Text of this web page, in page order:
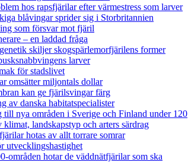
hos rapsfjärilar efter värmestress som larver
blåvingar sprider sig i Storbritannien
som försvar mot fjäril
– en laddad fråga
skiljer skogspärlemorfjärilens former
larver
för stadslivet
omsätter miljontals dollar
kan ge fjärilsvingar färg
av danska habitatspecialister
till nya områden i Sverige och Finland under 120
klimat, landskapstyp och arters särdrag
hotas av allt torrare somrar
utvecklingshastighet
områden hotar de väddnätfjärilar som ska